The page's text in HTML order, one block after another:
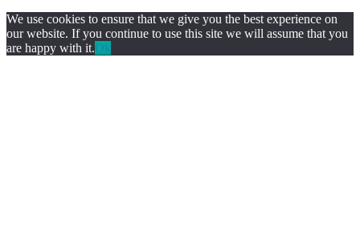
We use cookies to ensure that we give you the best experience on
our website. If you continue to use this site we will assume that you
are happy with it.Ok